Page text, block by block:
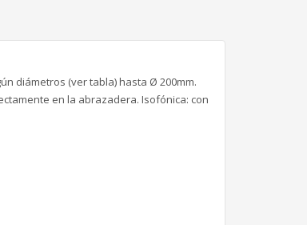
diámetros (ver tabla) hasta Ø 200mm.
en la abrazadera. Isofónica: con